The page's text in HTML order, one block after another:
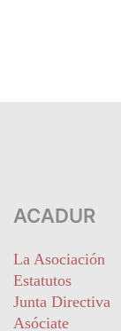
ACADUR
La Asociación
Estatutos
Junta Directiva
Asóciate